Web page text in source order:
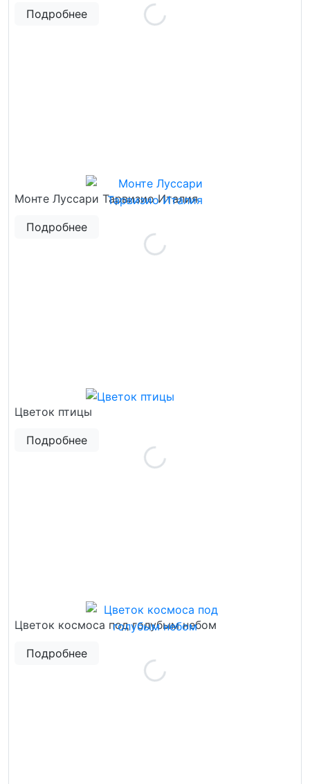
Подробнее
Монте Луссари Тарвизио Италия
Подробнее
Цветок птицы
Подробнее
Цветок космоса под голубым небом
Подробнее